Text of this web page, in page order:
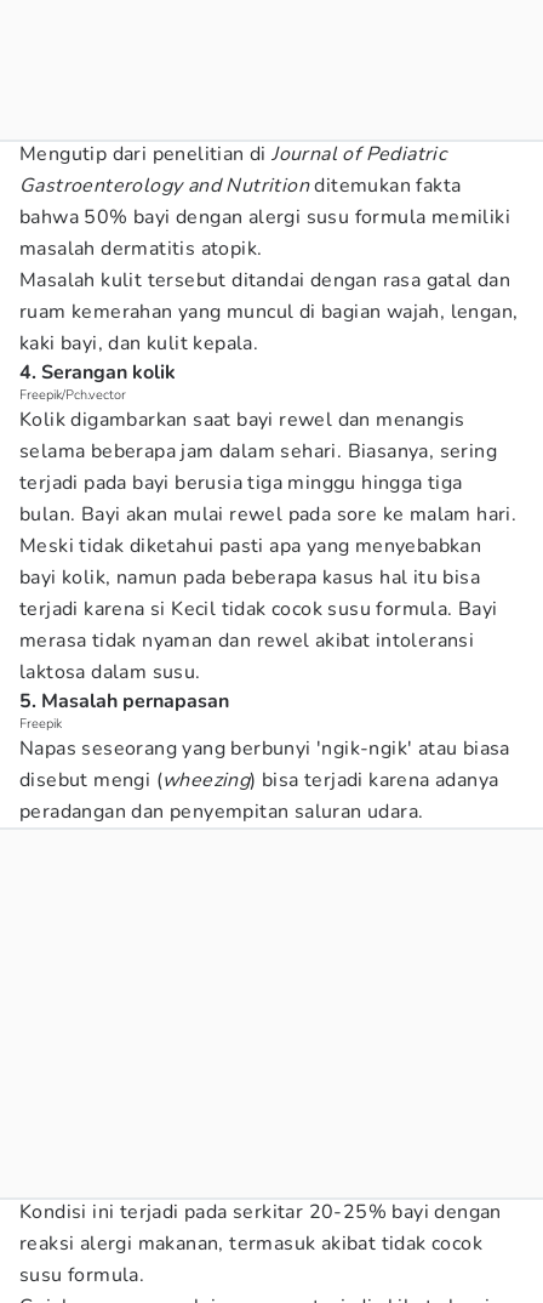
Mengutip dari penelitian diJournal of Pediatric
Gastroenterology and Nutritionditemukan fakta
bahwa 50% bayi dengan alergi susu formula memiliki
masalah dermatitis atopik.
Masalah kulit tersebut ditandai dengan rasa gatal dan
ruam kemerahan yang muncul di bagian wajah, lengan,
kaki bayi, dan kulit kepala.
4. Serangan kolik
Freepik/Pch.vector
Kolik digambarkan saat bayi rewel dan menangis
selama beberapa jam dalam sehari. Biasanya, sering
terjadi pada bayi berusia tiga minggu hingga tiga
bulan. Bayi akan mulai rewel pada sore ke malam hari.
Meski tidak diketahui pasti apa yang menyebabkan
bayi kolik, namun pada beberapa kasus hal itu bisa
terjadi karena si Kecil tidak cocok susu formula. Bayi
merasa tidak nyaman dan rewel akibat intoleransi
laktosa dalam susu.
5. Masalah pernapasan
Freepik
Napas seseorang yang berbunyi 'ngik-ngik' atau biasa
disebut mengi (wheezing) bisa terjadi karena adanya
peradangan dan penyempitan saluran udara.
Kondisi ini terjadi pada serkitar 20-25% bayi dengan
reaksi alergi makanan, termasuk akibat tidak cocok
susu formula.